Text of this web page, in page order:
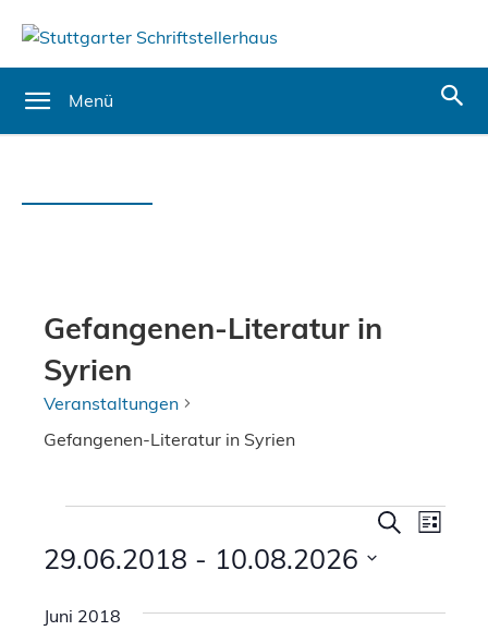
Menü
Gefangenen-Literatur in
Syrien
Veranstaltungen
Gefangenen-Literatur in Syrien
Suche
und
SucheListe
29.06.2018 - 10.08.2026
wählen.
Juni 2018